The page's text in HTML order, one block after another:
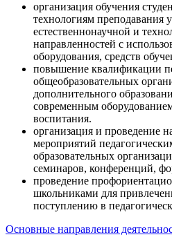
организация обучения
технологиям преподавания
естественнонаучной и
направленностей с
оборудования, средств
повышение квалификации
общеобразовательных
дополнительного
современным
воспитания.
организация и проведение
мероприятий
образовательных
семинаров, конференций,
проведение
школьниками для
поступлению в
Основные направления